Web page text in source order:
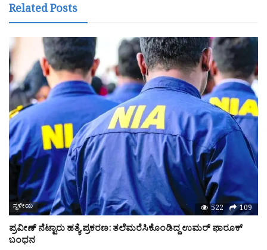
Related Posts
ಸ್ಥಳೀಯ 522 109
ಪ್ರವೀಣ್‌ ನೆಟ್ಟಾರು ಹತ್ಯೆ ಪ್ರಕರಣ: ತಲೆಮರೆಸಿಕೊಂಡಿದ್ದ ಉಮರ್‌ ಫಾರೂಕ್‌
ಬಂಧನ